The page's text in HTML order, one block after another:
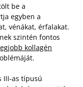
be a
egyben a
vénákat, érfalakat.
szintén fontos
kollagén
III-as típusú